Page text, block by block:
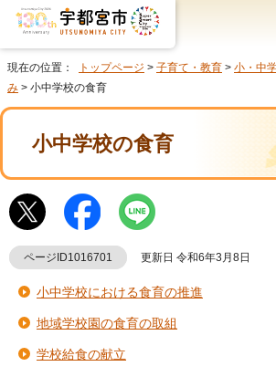
現在の位置： トップページ > 子育て・教育 > 小・中
み > 小中学校の食育
小中学校の食育
ページID1016701 更新日 令和6年3月8日
小中学校における食育の推進
地域学校園の食育の取組
学校給食の献立